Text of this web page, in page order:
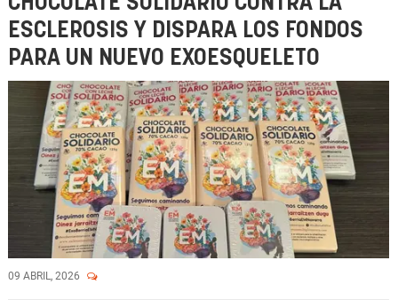
ESCLEROSIS Y DISPARA LOS FONDOS
PARA UN NUEVO EXOESQUELETO
09 ABRIL, 2026